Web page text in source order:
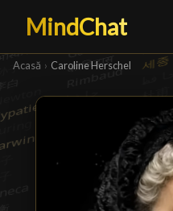
MindChat
Acasă › Caroline Herschel